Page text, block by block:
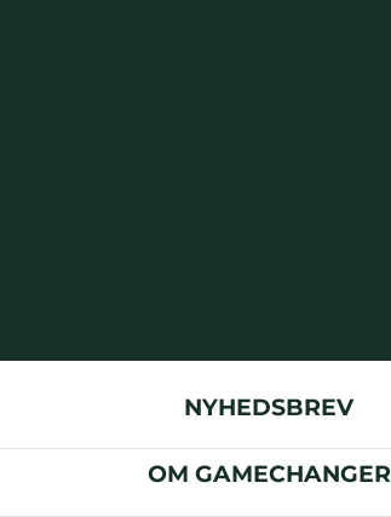
NYHEDSBREV
OM GAMECHANGER